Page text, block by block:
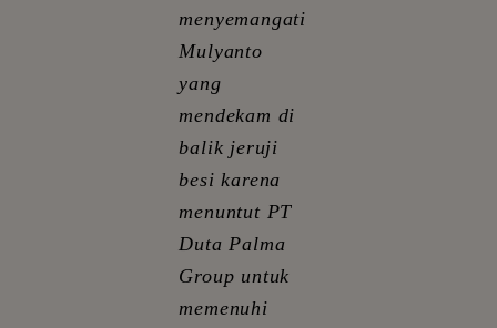
menyemangati
Mulyanto
yang
mendekam di
balik jeruji
besi karena
menuntut PT
Duta Palma
Group untuk
memenuhi